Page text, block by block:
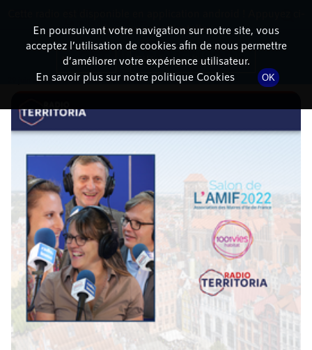
DÉTAILS DE L'ÉPISODE
29 juin 2022 à 11h14, durée : 48 minutes
En poursuivant votre navigation sur notre site, vous
acceptez l’utilisation de cookies afin de nous permettre
d’améliorer votre expérience utilisateur.
En savoir plus sur notre politique Cookies
OK
dessous pour l'installer.
Non merci Télécharger l'application